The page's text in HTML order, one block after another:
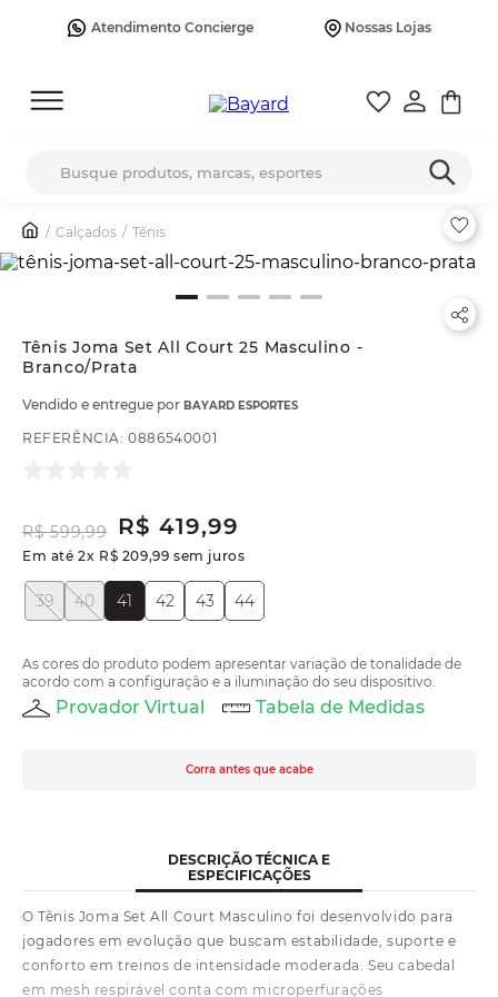
Atendimento Concierge Nossas Lojas
Calçados Tênis
Tênis Joma Set All Court 25 Masculino -
Branco/Prata
Vendido e entregue por BAYARD ESPORTES
REFERÊNCIA:0886540001
R$ 599,99 R$ 419,99
Em até2x R$ 209,99 sem juros
39 40 41 42 43 44
As cores do produto podem apresentar variação de tonalidade de
acordo com a configuração e a iluminação do seu dispositivo.
Provador Virtual Tabela de Medidas
Corra antes que acabe
DESCRIÇÃO TÉCNICA E
ESPECIFICAÇÕES
O Tênis Joma Set All Court Masculino foi desenvolvido para
jogadores em evolução que buscam estabilidade, suporte e
conforto em treinos de intensidade moderada. Seu cabedal
em mesh respirável conta com microperfurações